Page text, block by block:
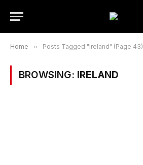
Home » Posts Tagged "Ireland" (Page 43)
BROWSING: IRELAND